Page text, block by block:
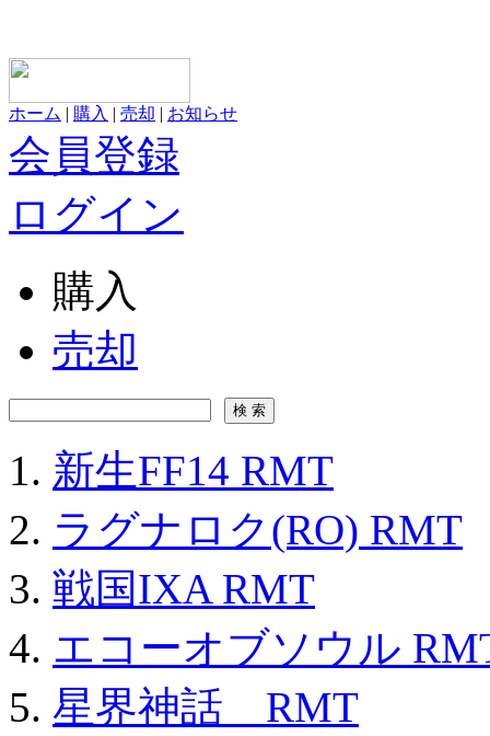
ホーム | 購入 | 売却 | お知らせ
会員登録
ログイン
購入
売却
新生FF14 RMT
ラグナロク(RO) RMT
戦国IXA RMT
エコーオブソウル
星界神話 RMT